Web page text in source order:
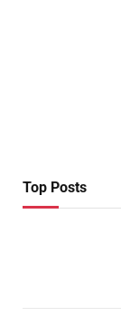
Top Posts